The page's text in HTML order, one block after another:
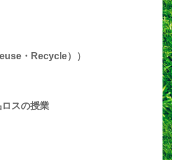
・Recycle））
スの授業